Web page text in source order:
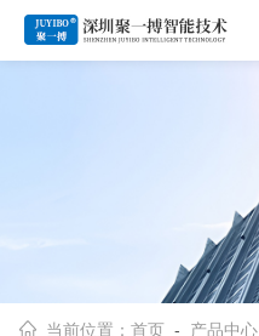
当前位置：首页 - 产品中心